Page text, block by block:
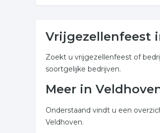
Vrijgezellenfeest
Zoekt u vrijgezellenfeest of
soortgelijke bedrijven.
Meer in
Onderstaand vindt u een
Veldhoven.